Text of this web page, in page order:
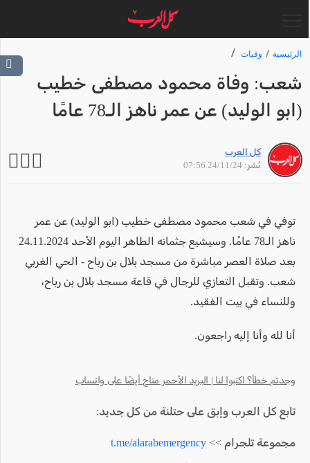
الرئيسية وفيات
شعب: وفاة محمود مصطفى خطيب
(ابو الوليد) عن عمر ناهز الـ78 عامًا
كل العرب
نُشر: 24/11/24 07:56
توفي في شعب محمود مصطفى خطيب (ابو الوليد) عن عمر
ناهز الـ78 عامًا. وسيشيع جثمانه الطاهر اليوم الأحد 24.11.2024
بعد صلاة العصر مباشرة من مسجد بلال بن رباح - الحي الغربي
شعب. وتقبل التعازي للرجال في قاعة مسجد بلال بن رباح،
وللنساء في بيت الفقيد.
أنا لله وأنا إليه راجعون.
وجدتم خطأ؟ اكتبوا لنا | البريد الأحمر متاح أيضًا على واتساب
تابع كل العرب وإبق على حتلنة من كل جديد:
مجموعة تلجرام >> t.me/alarabemergency